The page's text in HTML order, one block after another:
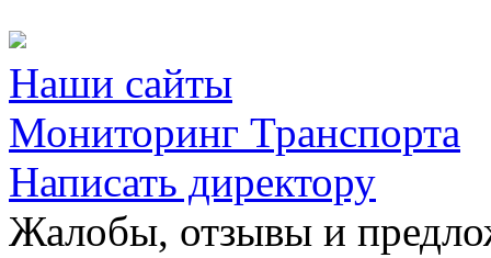
Наши сайты
Мониторинг Транспорта
Написать директору
Жалобы, отзывы и